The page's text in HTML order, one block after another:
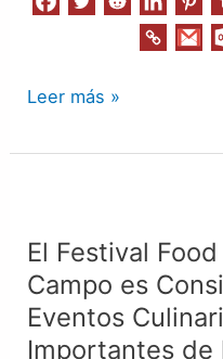
Leer más »
El Festival
Campo es
Eventos
Importantes de
Food
&
Wine
en